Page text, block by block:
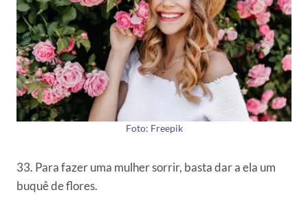
Foto: Freepik
33. Para fazer uma mulher sorrir, basta dar a ela um
buquê de flores.